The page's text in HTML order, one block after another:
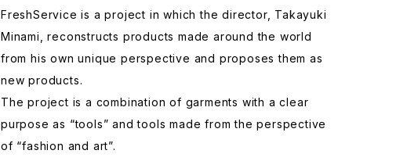
FreshService is a project in which the director, Takayuki
Minami, reconstructs products made around the world
from his own unique perspective and proposes them as
new products.
The project is a combination of garments with a clear
purpose as “tools” and tools made from the perspective
of “fashion and art”.